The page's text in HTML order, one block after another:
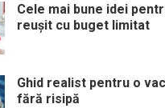
Cele mai bune idei
reușit cu buget limitat
Ghid realist pentru o
fără risipă